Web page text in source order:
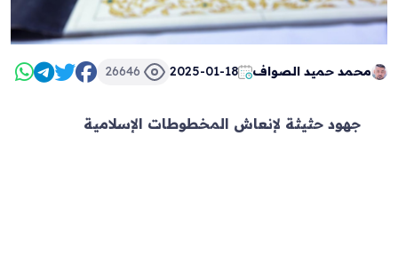
محمد حميد الصواف 2025-01-18
26646
جهود حثيثة لإنعاش المخطوطات الإسلامية